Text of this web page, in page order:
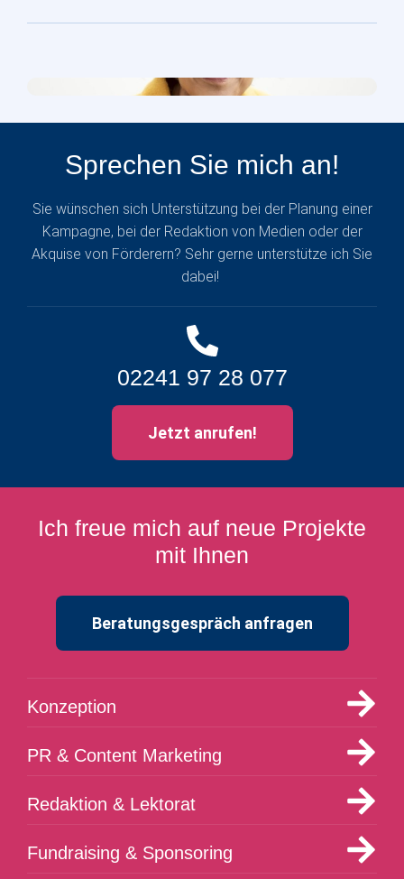
Sprechen Sie mich an!
Sie wünschen sich Unterstützung bei der Planung einer
Kampagne, bei der Redaktion von Medien oder der
Akquise von Förderern? Sehr gerne unterstütze ich Sie
dabei!
02241 97 28 077
Jetzt anrufen!
Ich freue mich auf neue Projekte
mit Ihnen
Beratungsgespräch anfragen
Konzeption
PR & Content Marketing
Redaktion & Lektorat
Fundraising & Sponsoring